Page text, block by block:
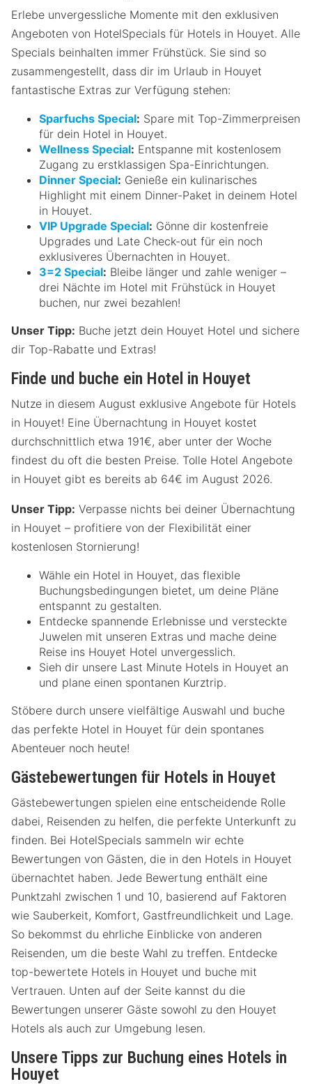
Erlebe unvergessliche Momente mit den exklusiven
Angeboten von HotelSpecials für Hotels in Houyet. Alle
Specials beinhalten immer Frühstück. Sie sind so
zusammengestellt, dass dir im Urlaub in Houyet
fantastische Extras zur Verfügung stehen:
Sparfuchs Special: Spare mit Top-Zimmerpreisen
für dein Hotel in Houyet.
Wellness Special: Entspanne mit kostenlosem
Zugang zu erstklassigen Spa-Einrichtungen.
Dinner Special: Genieße ein kulinarisches
Highlight mit einem Dinner-Paket in deinem Hotel
in Houyet.
VIP Upgrade Special: Gönne dir kostenfreie
Upgrades und Late Check-out für ein noch
exklusiveres Übernachten in Houyet.
3=2 Special: Bleibe länger und zahle weniger –
drei Nächte im Hotel mit Frühstück in Houyet
buchen, nur zwei bezahlen!
Unser Tipp: Buche jetzt dein Houyet Hotel und sichere
dir Top-Rabatte und Extras!
Finde und buche ein Hotel in Houyet
Nutze in diesem August exklusive Angebote für Hotels
in Houyet! Eine Übernachtung in Houyet kostet
durchschnittlich etwa 191€, aber unter der Woche
findest du oft die besten Preise. Tolle Hotel Angebote
in Houyet gibt es bereits ab 64€ im August 2026.
Unser Tipp: Verpasse nichts bei deiner Übernachtung
in Houyet – profitiere von der Flexibilität einer
kostenlosen Stornierung!
Wähle ein Hotel in Houyet, das flexible
Buchungsbedingungen bietet, um deine Pläne
entspannt zu gestalten.
Entdecke spannende Erlebnisse und versteckte
Juwelen mit unseren Extras und mache deine
Reise ins Houyet Hotel unvergesslich.
Sieh dir unsere Last Minute Hotels in Houyet an
und plane einen spontanen Kurztrip.
Stöbere durch unsere vielfältige Auswahl und buche
das perfekte Hotel in Houyet für dein spontanes
Abenteuer noch heute!
Gästebewertungen für Hotels in Houyet
Gästebewertungen spielen eine entscheidende Rolle
dabei, Reisenden zu helfen, die perfekte Unterkunft zu
finden. Bei HotelSpecials sammeln wir echte
Bewertungen von Gästen, die in den Hotels in Houyet
übernachtet haben. Jede Bewertung enthält eine
Punktzahl zwischen 1 und 10, basierend auf Faktoren
wie Sauberkeit, Komfort, Gastfreundlichkeit und Lage.
So bekommst du ehrliche Einblicke von anderen
Reisenden, um die beste Wahl zu treffen. Entdecke
top-bewertete Hotels in Houyet und buche mit
Vertrauen. Unten auf der Seite kannst du die
Bewertungen unserer Gäste sowohl zu den Houyet
Hotels als auch zur Umgebung lesen.
Unsere Tipps zur Buchung eines Hotels in
Houyet